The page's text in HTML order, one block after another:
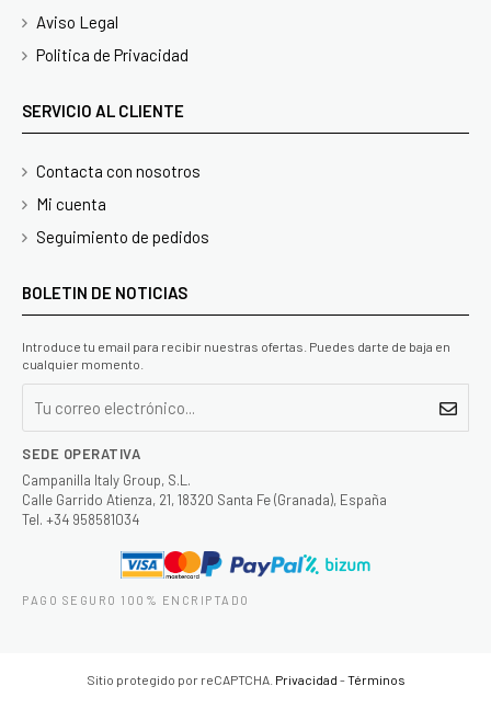
Aviso Legal
Politica de Privacidad
SERVICIO AL CLIENTE
Contacta con nosotros
Mi cuenta
Seguimiento de pedidos
BOLETIN DE NOTICIAS
Introduce tu email para recibir nuestras ofertas. Puedes darte de baja en
cualquier momento.
SEDE OPERATIVA
Campanilla Italy Group, S.L.
Calle Garrido Atienza, 21, 18320 Santa Fe (Granada), España
Tel. +34 958581034
PAGO SEGURO 100% ENCRIPTADO
Sitio protegido por reCAPTCHA. Privacidad -Términos